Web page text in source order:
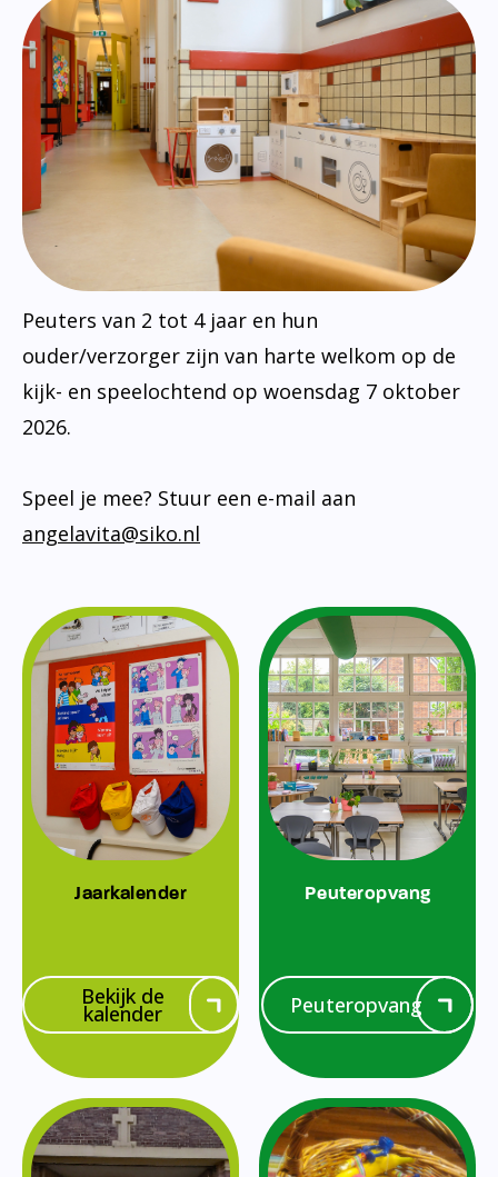
Peuters van 2 tot 4 jaar en hun
ouder/verzorger zijn van harte welkom op de
kijk- en speelochtend op woensdag 7 oktober
2026.
Speel je mee? Stuur een e-mail aan
angelavita@siko.nl
Jaarkalender
Bekijk de
kalender
Peuteropvang
Peuteropvang